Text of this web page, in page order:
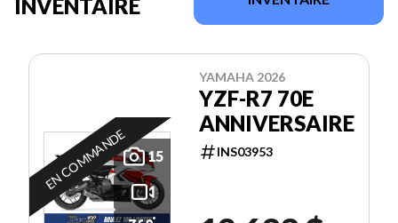
INVENTAIRE
15
EN COMMANDE
YAMAHA 2026
YZF-R7 70E
ANNIVERSAIRE
INS03953